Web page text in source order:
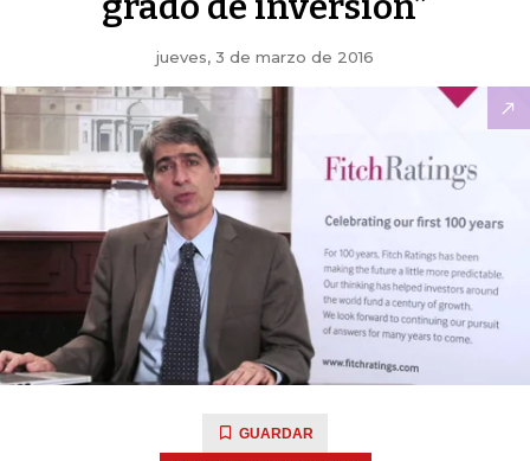
jueves, 3 de marzo de 2016
GUARDAR